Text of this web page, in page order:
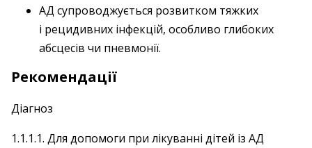
АД супроводжується розвитком тяжких
і рецидивних інфекцій, особливо глибоких
абсцесів чи пневмонії.
Рекомендації
Діагноз
1.1.1.1. Для допомоги при лікуванні дітей із АД